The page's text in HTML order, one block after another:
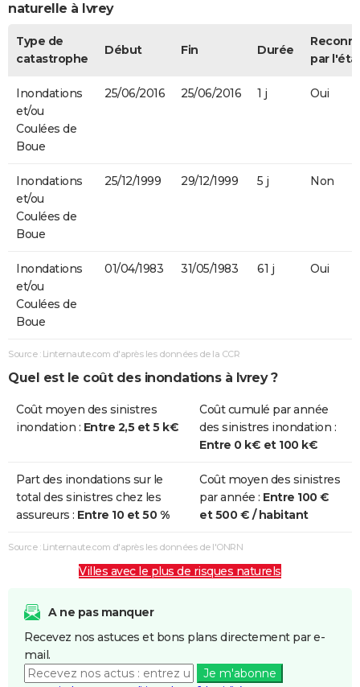
naturelle à Ivrey
Type de
catastrophe
Début Fin Durée
par
Inondations
et/ou
Coulées de
Boue
25/06/2016 25/06/2016 1 j Oui
Inondations
et/ou
Coulées de
Boue
25/12/1999 29/12/1999 5 j Non
Inondations
et/ou
Coulées de
Boue
01/04/1983 31/05/1983 61 j Oui
Source : Linternaute.com d'après les données de la CCR
Quel est le coût des inondations à Ivrey ?
Coût moyen des sinistres
inondation : Entre 2,5 et 5 k€
Coût cumulé par année
des sinistres inondation :
Entre 0 k€ et 100 k€
Part des inondations sur le
total des sinistres chez les
assureurs : Entre 10 et 50 %
Coût moyen des sinistres
par année : Entre 100 €
et 500 € / habitant
Source : Linternaute.com d'après les données de l'ONRN
Villes avec le plus de risques naturels
A ne pas manquer
Recevez nos astuces et bons plans directement par e-
mail.
Je m'abonne